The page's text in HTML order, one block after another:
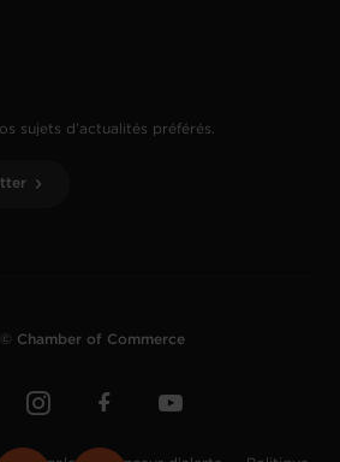
sujets d’actualités préférés.
Chamber of Commerce